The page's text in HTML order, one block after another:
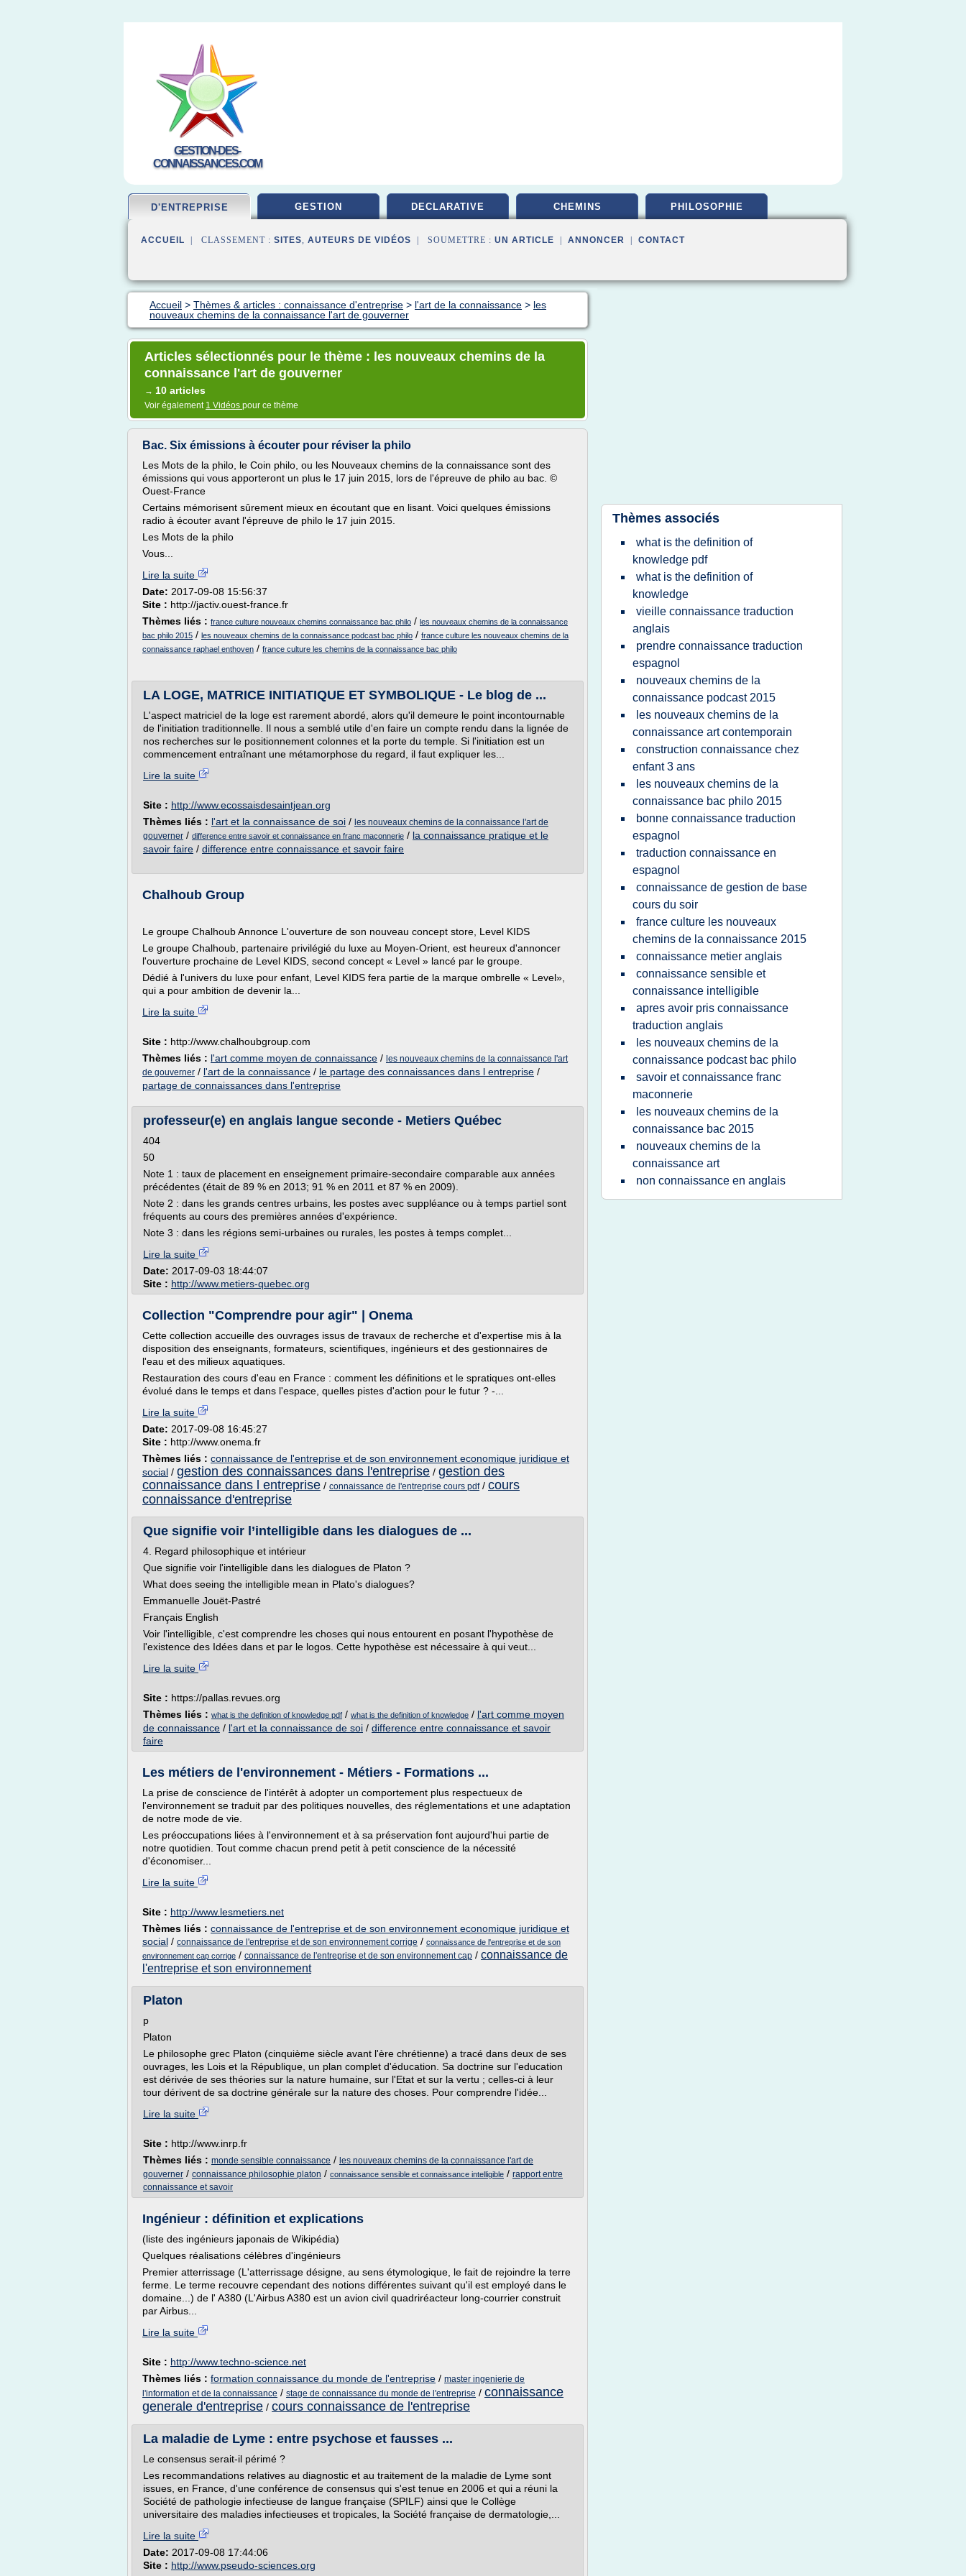
GESTION-DES-
CONNAISSANCES.COM
D'ENTREPRISE GESTION DECLARATIVE CHEMINS PHILOSOPHIE
ACCUEIL | CLASSEMENT : SITES, AUTEURS DE VIDÉOS | SOUMETTRE : UN ARTICLE ANNONCER CONTACT
Accueil > Thèmes & articles : connaissance d'entreprise > l'art de la connaissance > les
nouveaux chemins de la connaissance l'art de gouverner
Articles sélectionnés pour le thème : les nouveaux chemins de la
connaissance l'art de gouverner
→ 10 articles
Voir également 1 Vidéos pour ce thème
Bac. Six émissions à écouter pour réviser la philo
Les Mots de la philo, le Coin philo, ou les Nouveaux chemins de la connaissance sont des
émissions qui vous apporteront un plus le 17 juin 2015, lors de l'épreuve de philo au bac. ©
Ouest-France
Certains mémorisent sûrement mieux en écoutant que en lisant. Voici quelques émissions
radio à écouter avant l'épreuve de philo le 17 juin 2015.
Les Mots de la philo
Vous...
Lire la suite
Date: 2017-09-08 15:56:37
Site : http://jactiv.ouest-france.fr
Thèmes liés : france culture nouveaux chemins connaissance bac philo / les nouveaux chemins de la connaissance
bac philo 2015 / les nouveaux chemins de la connaissance podcast bac philo / france culture les nouveaux chemins de la
connaissance raphael enthoven / france culture les chemins de la connaissance bac philo
LA LOGE, MATRICE INITIATIQUE ET SYMBOLIQUE - Le blog de ...
L'aspect matriciel de la loge est rarement abordé, alors qu'il demeure le point incontournable
de l'initiation traditionnelle. Il nous a semblé utile d'en faire un compte rendu dans la lignée de
nos recherches sur le positionnement colonnes et la porte du temple. Si l'initiation est un
commencement entraînant une métamorphose du regard, il faut expliquer les...
Lire la suite
Site : http://www.ecossaisdesaintjean.org
Thèmes liés : l'art et la connaissance de soi / les nouveaux chemins de la connaissance l'art de
gouverner / difference entre savoir et connaissance en franc maconnerie / la connaissance pratique et le
savoir faire / difference entre connaissance et savoir faire
Chalhoub Group
Le groupe Chalhoub Annonce L'ouverture de son nouveau concept store, Level KIDS
Le groupe Chalhoub, partenaire privilégié du luxe au Moyen-Orient, est heureux d'annoncer
l'ouverture prochaine de Level KIDS, second concept « Level » lancé par le groupe.
Dédié à l'univers du luxe pour enfant, Level KIDS fera partie de la marque ombrelle « Level»,
qui a pour ambition de devenir la...
Lire la suite
Site : http://www.chalhoubgroup.com
Thèmes liés : l'art comme moyen de connaissance / les nouveaux chemins de la connaissance l'art
de gouverner / l'art de la connaissance / le partage des connaissances dans l entreprise /
partage de connaissances dans l'entreprise
professeur(e) en anglais langue seconde - Metiers Québec
404
50
Note 1 : taux de placement en enseignement primaire-secondaire comparable aux années
précédentes (était de 89 % en 2013; 91 % en 2011 et 87 % en 2009).
Note 2 : dans les grands centres urbains, les postes avec suppléance ou à temps partiel sont
fréquents au cours des premières années d'expérience.
Note 3 : dans les régions semi-urbaines ou rurales, les postes à temps complet...
Lire la suite
Date: 2017-09-03 18:44:07
Site : http://www.metiers-quebec.org
Collection "Comprendre pour agir" | Onema
Cette collection accueille des ouvrages issus de travaux de recherche et d'expertise mis à la
disposition des enseignants, formateurs, scientifiques, ingénieurs et des gestionnaires de
l'eau et des milieux aquatiques.
Restauration des cours d'eau en France : comment les définitions et le spratiques ont-elles
évolué dans le temps et dans l'espace, quelles pistes d'action pour le futur ? -...
Lire la suite
Date: 2017-09-08 16:45:27
Site : http://www.onema.fr
Thèmes liés : connaissance de l'entreprise et de son environnement economique juridique et
social / gestion des connaissances dans l'entreprise / gestion des
connaissance dans l entreprise / connaissance de l'entreprise cours pdf/ cours
connaissance d'entreprise
Que signifie voir l’intelligible dans les dialogues de ...
4. Regard philosophique et intérieur
Que signifie voir l'intelligible dans les dialogues de Platon ?
What does seeing the intelligible mean in Plato's dialogues?
Emmanuelle Jouët-Pastré
Français English
Voir l'intelligible, c'est comprendre les choses qui nous entourent en posant l'hypothèse de
l'existence des Idées dans et par le logos. Cette hypothèse est nécessaire à qui veut...
Lire la suite
Site : https://pallas.revues.org
Thèmes liés : what is the definition of knowledge pdf / what is the definition of knowledge / l'art comme moyen
de connaissance / l'art et la connaissance de soi / difference entre connaissance et savoir
faire
Les métiers de l'environnement - Métiers - Formations ...
La prise de conscience de l'intérêt à adopter un comportement plus respectueux de
l'environnement se traduit par des politiques nouvelles, des réglementations et une adaptation
de notre mode de vie.
Les préoccupations liées à l'environnement et à sa préservation font aujourd'hui partie de
notre quotidien. Tout comme chacun prend petit à petit conscience de la nécessité
d'économiser...
Lire la suite
Site : http://www.lesmetiers.net
Thèmes liés : connaissance de l'entreprise et de son environnement economique juridique et
social / connaissance de l'entreprise et de son environnement corrige / connaissance de l'entreprise et de son
environnement cap corrige / connaissance de l'entreprise et de son environnement cap / connaissance de
l'entreprise et son environnement
Platon
p
Platon
Le philosophe grec Platon (cinquième siècle avant l'ère chrétienne) a tracé dans deux de ses
ouvrages, les Lois et la République, un plan complet d'éducation. Sa doctrine sur l'education
est dérivée de ses théories sur la nature humaine, sur l'Etat et sur la vertu ; celles-ci à leur
tour dérivent de sa doctrine générale sur la nature des choses. Pour comprendre l'idée...
Lire la suite
Site : http://www.inrp.fr
Thèmes liés : monde sensible connaissance / les nouveaux chemins de la connaissance l'art de
gouverner / connaissance philosophie platon / connaissance sensible et connaissance intelligible / rapport entre
connaissance et savoir
Ingénieur : définition et explications
(liste des ingénieurs japonais de Wikipédia)
Quelques réalisations célèbres d'ingénieurs
Premier atterrissage (L'atterrissage désigne, au sens étymologique, le fait de rejoindre la terre
ferme. Le terme recouvre cependant des notions différentes suivant qu'il est employé dans le
domaine...) de l' A380 (L'Airbus A380 est un avion civil quadriréacteur long-courrier construit
par Airbus...
Lire la suite
Site : http://www.techno-science.net
Thèmes liés : formation connaissance du monde de l'entreprise / master ingenierie de
l'information et de la connaissance / stage de connaissance du monde de l'entreprise / connaissance
generale d'entreprise / cours connaissance de l'entreprise
La maladie de Lyme : entre psychose et fausses ...
Le consensus serait-il périmé ?
Les recommandations relatives au diagnostic et au traitement de la maladie de Lyme sont
issues, en France, d'une conférence de consensus qui s'est tenue en 2006 et qui a réuni la
Société de pathologie infectieuse de langue française (SPILF) ainsi que le Collège
universitaire des maladies infectieuses et tropicales, la Société française de dermatologie,...
Lire la suite
Date: 2017-09-08 17:44:06
Site : http://www.pseudo-sciences.org
Thèmes associés
what is the definition of
knowledge pdf
what is the definition of
knowledge
vieille connaissance traduction
anglais
prendre connaissance traduction
espagnol
nouveaux chemins de la
connaissance podcast 2015
les nouveaux chemins de la
connaissance art contemporain
construction connaissance chez
enfant 3 ans
les nouveaux chemins de la
connaissance bac philo 2015
bonne connaissance traduction
espagnol
traduction connaissance en
espagnol
connaissance de gestion de base
cours du soir
france culture les nouveaux
chemins de la connaissance 2015
connaissance metier anglais
connaissance sensible et
connaissance intelligible
apres avoir pris connaissance
traduction anglais
les nouveaux chemins de la
connaissance podcast bac philo
savoir et connaissance franc
maconnerie
les nouveaux chemins de la
connaissance bac 2015
nouveaux chemins de la
connaissance art
non connaissance en anglais